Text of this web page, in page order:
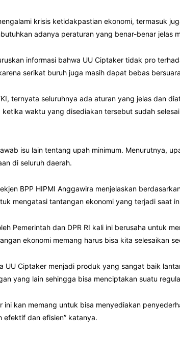
krisis ketidakpastian ekonomi, termasuk
adanya peraturan yang benar-benar jelas
informasi bahwa UU Ciptaker tidak pro
serikat buruh juga masih dapat bebas
ternyata seluruhnya ada aturan yang jelas dan
waktu yang disediakan tersebut sudah
isu lain tentang upah minimum. Menurutnya,
di seluruh daerah.
BPP HIPMI Anggawira menjelaskan
mengatasi tantangan ekonomi yang terjadi saat
Pemerintah dan DPR RI kali ini berusaha untuk
ekonomi memang harus bisa kita selesaikan
UU Ciptaker menjadi produk yang sangat baik
yang lain sehingga bisa menciptakan suatu
ini kan memang untuk bisa menyediakan
efektif dan efisien” katanya.